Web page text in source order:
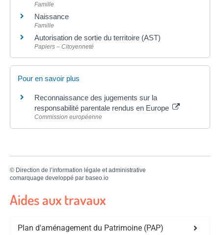
Famille
Naissance
Famille
Autorisation de sortie du territoire (AST)
Papiers – Citoyenneté
Pour en savoir plus
Reconnaissance des jugements sur la
responsabilité parentale rendus en Europe
Commission européenne
© Direction de l’information légale et administrative
comarquage developpé par baseo.io
Aides aux travaux
Plan d'aménagement du Patrimoine (PAP)